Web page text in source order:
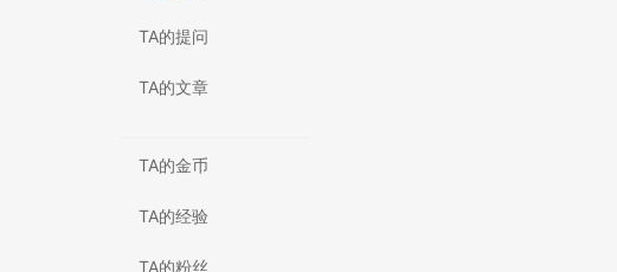
TA的提问
TA的文章
TA的金币
TA的经验
TA的粉丝